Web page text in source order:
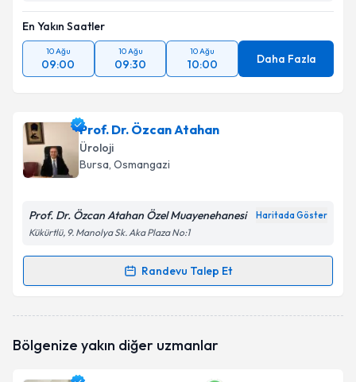
En Yakın Saatler
10 Ağu
09:00
10 Ağu
09:30
10 Ağu
10:00 Daha Fazla
Prof. Dr. Özcan Atahan
Üroloji
Bursa, Osmangazi
Prof. Dr. Özcan Atahan Özel Muayenehanesi Haritada Göster
Kükürtlü, 9. Manolya Sk. Aka Plaza No:1
Randevu Talep Et
Randevu Takvimi Talebi
oluşturun. Size bu uzmandan randevu almanız için bir
Bölgenize yakın diğer uzmanlar